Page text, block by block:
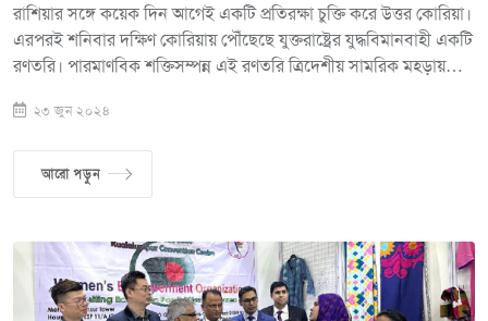
রাশিয়ার সঙ্গে কয়েক দিন আগেই একটি প্রতিরক্ষা চুক্তি করে উত্তর কোরিয়া।
এরপরই শনিবার দক্ষিণ কোরিয়ায় পৌঁছেছে যুক্তরাষ্ট্রের যুদ্ধবিমানবাহী একটি
রণতরি। পারমাণবিক শক্তিসম্পন্ন এই রণতরি ত্রিদেশীয় সামরিক মহড়ায়
জানিয়েছে দেশটির নৌবাহিনী। দক্ষিণ কোরিয়ার বিবৃতিতে আরও বলা
শক্তিশালী যৌথ প্রতিরক্ষাব্যবস্থা আরও স্পষ্ট হয়েছে। একই সঙ্গে উত্তর
কোরিয়ার ক্রমবর্ধমান হুমকির জবাব দিতে দেশ দুটি যে দৃঢ় সংকল্প,তা
জাপানের সঙ্গে একটি যৌথ মহড়ায় অংশ নেওয়ার কথা রয়েছে। এর আগে
গত বছরের আগস্টে এক সম্মেলনে এই তিন দেশের নেতারা প্রতিবছর
সামরিক প্রশিক্ষণ মহড়া আয়োজনের বিষয়ে একমত হয়েছিলেন।
২৩ জুন ২০২৪
আরো পড়ুন